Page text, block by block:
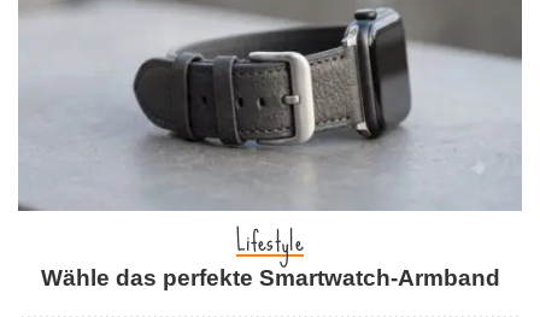
Lifestyle
Wähle das perfekte Smartwatch-Armband